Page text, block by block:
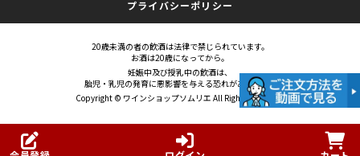
プライバシーポリシー
20歳未満の者の飲酒は法律で禁じられています。
お酒は20歳になってから。
妊娠中及び授乳中の飲酒は、
胎児・乳児の発育に悪影響を与える恐れがあります。
Copyright © ワインショップソムリエ All Rights Reserved.